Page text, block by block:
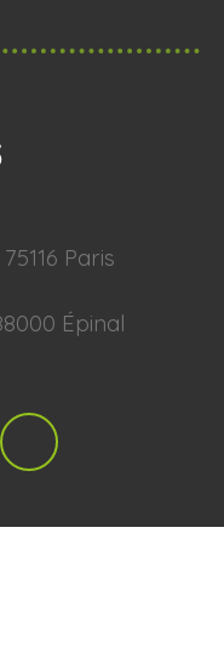
Paris
Épinal